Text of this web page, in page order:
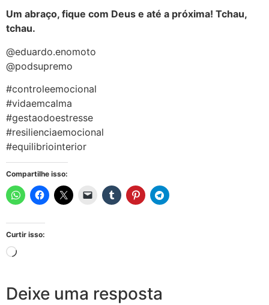
Um abraço, fique com Deus e até a próxima! Tchau,
tchau.
@eduardo.enomoto
@podsupremo
#controleemocional
#vidaemcalma
#gestaodoestresse
#resilienciaemocional
#equilibriointerior
Compartilhe isso:
Curtir isso:
Deixe uma resposta